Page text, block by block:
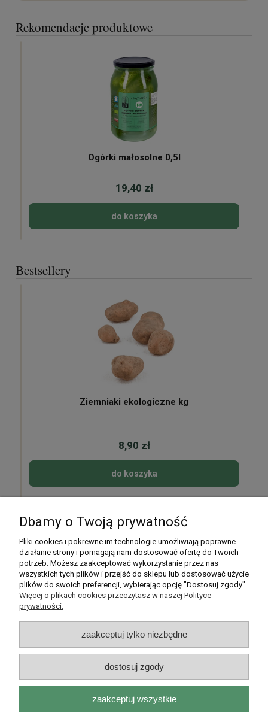
Rekomendacje produktowe
Ogórki małosolne 0,5l
19,40 zł
do koszyka
Bestsellery
Ziemniaki ekologiczne kg
8,90 zł
do koszyka
Moje konto
Płatności i dostawa
Informacje
O nas
Rarytasy Dolnośląskie | ul. Olszewskiego 99, 51-638 Wrocław |
kontakt@rarytasydolnoslaskie.pl|537 71 71 71| NIP: 8982036706 |
Dbamy o Twoją prywatność
Pliki cookies i pokrewne im technologie umożliwiają poprawne
działanie strony i pomagają nam dostosować ofertę do Twoich
potrzeb. Możesz zaakceptować wykorzystanie przez nas
wszystkich tych plików i przejść do sklepu lub dostosować użycie
plików do swoich preferencji, wybierając opcję "Dostosuj zgody".
Więcej o plikach cookies przeczytasz w naszej Polityce
prywatności.
zaakceptuj tylko niezbędne
dostosuj zgody
zaakceptuj wszystkie